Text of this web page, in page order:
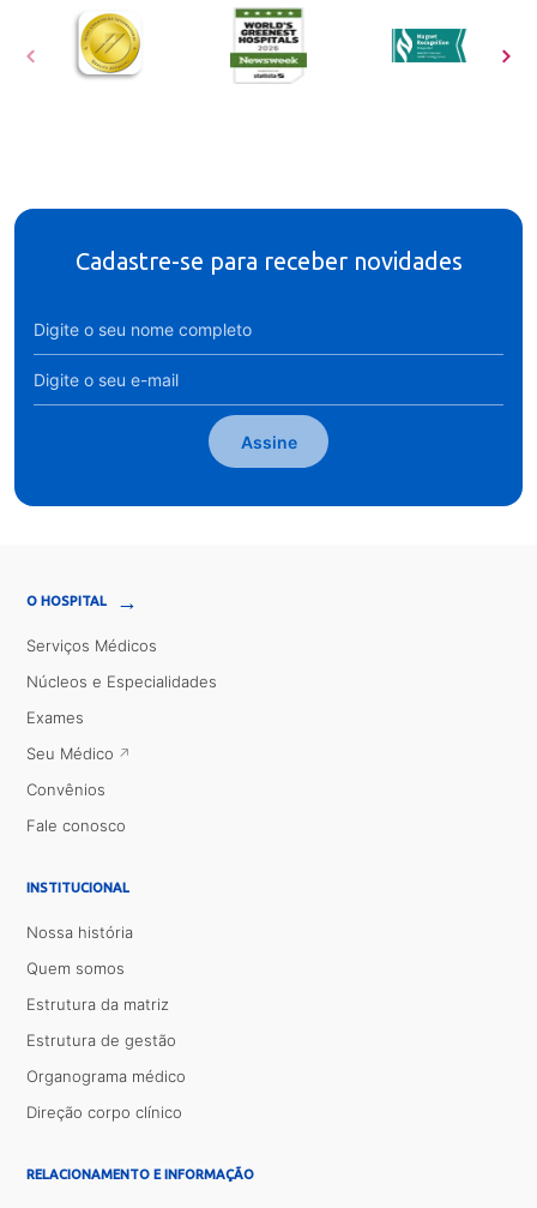
Cadastre-se para receber novidades
Assine
O HOSPITAL →
Serviços Médicos
Núcleos e Especialidades
Exames
Seu Médico
Convênios
Fale conosco
INSTITUCIONAL
Nossa história
Quem somos
Estrutura da matriz
Estrutura de gestão
Organograma médico
Direção corpo clínico
RELACIONAMENTO E INFORMAÇÃO